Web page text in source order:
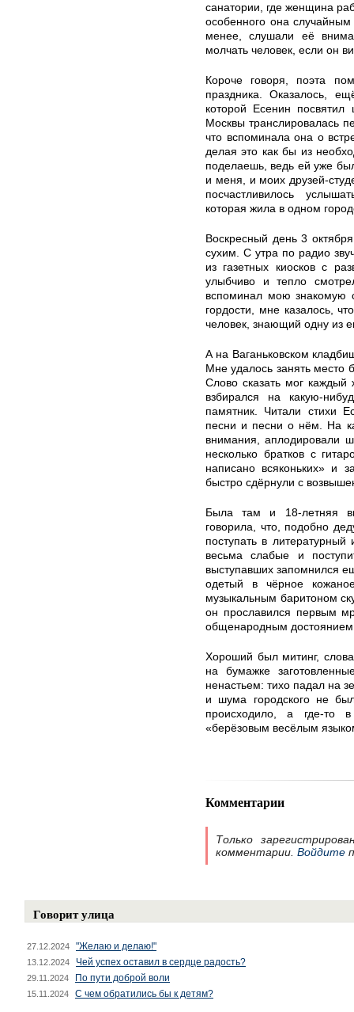
санатории, где женщина
особенного она
менее, слушали её
молчать человек, если он
Короче говоря, поэта
праздника. Оказалось,
которой Есенин
Москвы транслировалась
что вспоминала она о
делая это как бы из
поделаешь, ведь ей уже
и меня, и моих друзей-
посчастливилось
которая жила в одном
Воскресный день 3
сухим. С утра по радио
из газетных киосков с
улыбчиво и тепло
вспоминал мою знакомую
гордости, мне казалось,
человек, знающий одну из
А на Ваганьковском
Мне удалось занять место
Слово сказать мог
взбирался на какую-
памятник. Читали стихи
песни и песни о нём. На
внимания, аплодировали
несколько братков с
написано всяконьких» и
быстро сдёрнули с
Была там и 18-летняя
говорила, что, подобно
поступать в
весьма слабые и
выступавших запомнился
одетый в чёрное
музыкальным баритоном
он прославился первым
общенародным
Хороший был митинг,
на бумажке
ненастьем: тихо падал на
и шума городского не
происходило, а где-то
«берёзовым весёлым
Комментарии
Только
комментарии. Войдите
Говорит улица
27.12.2024 "Желаю и делаю!"
13.12.2024 Чей успех оставил в сердце радость?
29.11.2024 По пути доброй воли
15.11.2024 С чем обратились бы к детям?